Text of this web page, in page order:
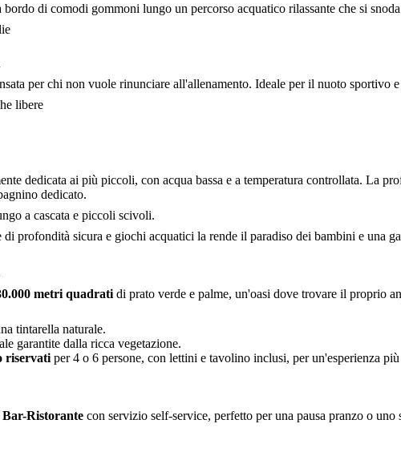
bordo di comodi gommoni lungo un percorso acquatico rilassante che si
per chi non vuole rinunciare all'allenamento. Ideale per il nuoto sportivo
libere
dedicata ai più piccoli, con acqua bassa e a temperatura controllata. La
dedicato.
a cascata e piccoli scivoli.
di profondità sicura e giochi acquatici la rende il paradiso dei bambini e una
metri quadrati di prato verde e palme, un'oasi dove trovare il proprio
tintarella naturale.
garantite dalla ricca vegetazione.
riservati per 4 o 6 persone, con lettini e tavolino inclusi, per un'esperienza
Bar-Ristorante con servizio self-service, perfetto per una pausa pranzo o uno